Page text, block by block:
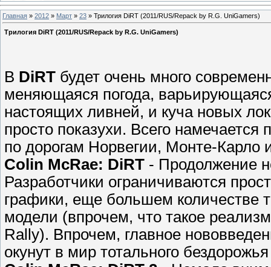
Главная » 2012 » Март » 23 » Трилогия DiRT (2011/RUS/Repack by R.G. UniGamers)
Трилогия DiRT (2011/RUS/Repack by R.G. UniGamers)
В DiRT будет очень много
меняющаяся погода,
настоящих ливней, и куча новых
просто показухи. Всего
по дорогам Норвегии, Монте-Карло
Colin McRae: DiRT - Продолжение
Разработчики ограничиваются
графики, еще большем количестве
модели (впрочем, что такое
Rally). Впрочем, главное
окунут в мир тотального